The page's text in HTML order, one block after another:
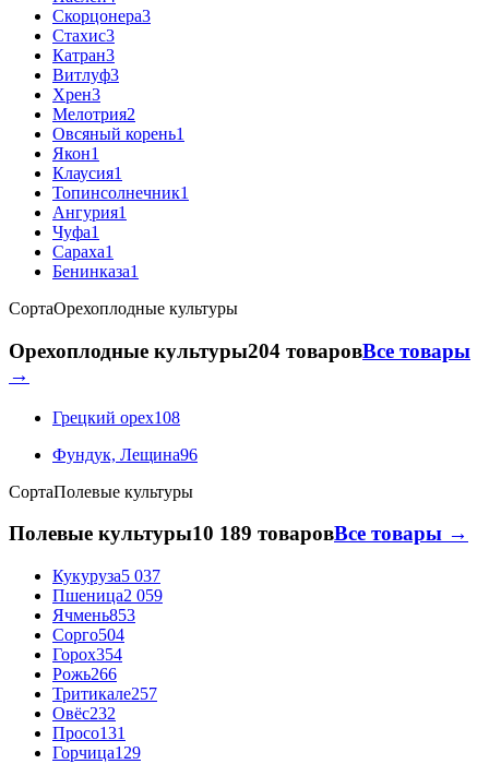
Скорцонера3
Стахис3
Катран3
Витлуф3
Хрен3
Мелотрия2
Овсяный корень1
Якон1
Клаусия1
Топинсолнечник1
Ангурия1
Чуфа1
Сараха1
Бенинказа1
СортаОрехоплодные культуры
Орехоплодные культуры204 товаровВсе товары
→
Грецкий орех108
Фундук, Лещина96
СортаПолевые культуры
Полевые культуры10 189 товаровВсе товары →
Кукуруза5 037
Пшеница2 059
Ячмень853
Сорго504
Горох354
Рожь266
Тритикале257
Овёс232
Просо131
Горчица129